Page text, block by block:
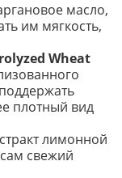
масло,
им мягкость,
Wheat
плотный вид
лимонной
свежий